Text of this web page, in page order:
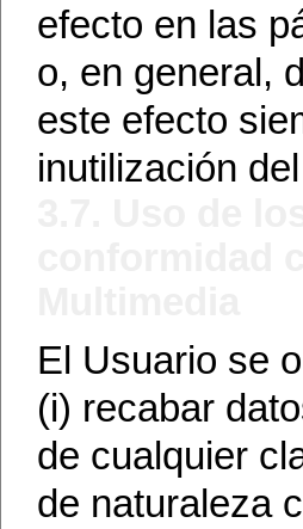
efecto en las
o, en general,
este efecto
inutilización
El Usuario se
(i) recabar
de cualquier
de naturaleza